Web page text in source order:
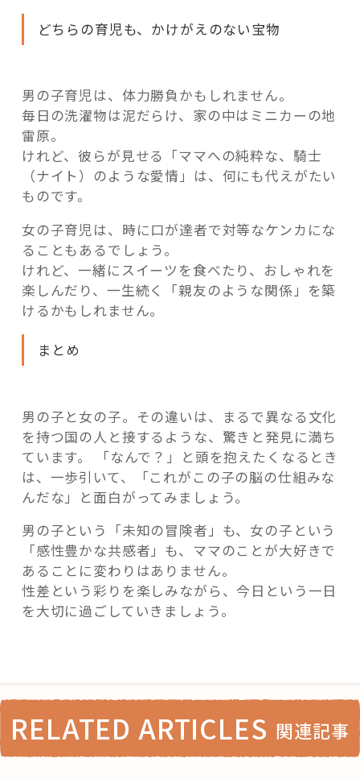
どちらの育児も、かけがえのない宝物
男の子育児は、体力勝負かもしれません。
毎日の洗濯物は泥だらけ、家の中はミニカーの地
雷原。
けれど、彼らが見せる「ママへの純粋な、騎士
（ナイト）のような愛情」は、何にも代えがたい
ものです。
女の子育児は、時に口が達者で対等なケンカにな
ることもあるでしょう。
けれど、一緒にスイーツを食べたり、おしゃれを
楽しんだり、一生続く「親友のような関係」を築
けるかもしれません。
まとめ
男の子と女の子。その違いは、まるで異なる文化
を持つ国の人と接するような、驚きと発見に満ち
ています。 「なんで？」と頭を抱えたくなるとき
は、一歩引いて、「これがこの子の脳の仕組みな
んだな」と面白がってみましょう。
男の子という「未知の冒険者」も、女の子という
「感性豊かな共感者」も、ママのことが大好きで
あることに変わりはありません。
性差という彩りを楽しみながら、今日という一日
を大切に過ごしていきましょう。
RELATED ARTICLES 関連記事